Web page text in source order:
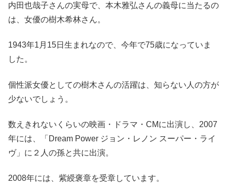
内田也哉子さんの実母で、本木雅弘さんの義母に当たるの
は、女優の樹木希林さん。
1943年1月15日生まれなので、今年で75歳になっていま
した。
個性派女優としての樹木さんの活躍は、知らない人の方が
少ないでしょう。
数えきれないくらいの映画・ドラマ・CMに出演し、2007
年には、「Dream Power ジョン・レノン スーパー・ライ
ヴ」に２人の孫と共に出演。
2008年には、紫綬褒章を受章しています。